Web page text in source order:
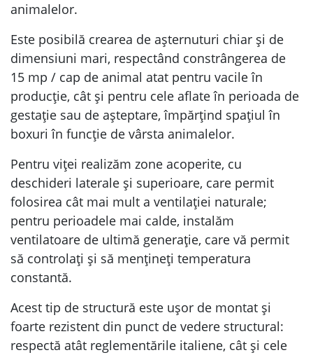
animalelor.
Este posibilă crearea de așternuturi chiar și de
dimensiuni mari, respectând constrângerea de
15 mp / cap de animal atat pentru vacile în
producție, cât și pentru cele aflate în perioada de
gestație sau de așteptare, împărțind spațiul în
boxuri în funcție de vârsta animalelor.
Pentru viței realizăm zone acoperite, cu
deschideri laterale și superioare, care permit
folosirea cât mai mult a ventilației naturale;
pentru perioadele mai calde, instalăm
ventilatoare de ultimă generație, care vă permit
să controlați și să mențineți temperatura
constantă.
Acest tip de structură este ușor de montat și
foarte rezistent din punct de vedere structural:
respectă atât reglementările italiene, cât și cele